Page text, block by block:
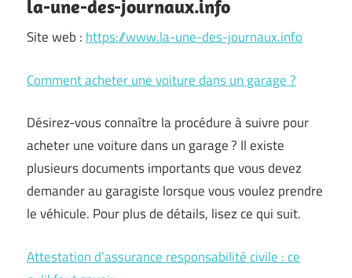
la-une-des-journaux.info
Site web : https://www.la-une-des-journaux.info
Comment acheter une voiture dans un garage ?
Désirez-vous connaître la procédure à suivre pour
acheter une voiture dans un garage ? Il existe
plusieurs documents importants que vous devez
demander au garagiste lorsque vous voulez prendre
le véhicule. Pour plus de détails, lisez ce qui suit.
Attestation d’assurance responsabilité civile : ce